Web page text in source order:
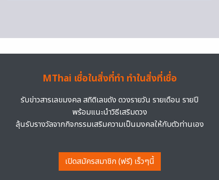
MThai เชื่อในสิ่งที่ทำ ทำในสิ่งที่เชื่อ
รับข่าวสารเลขมงคล สถิติเลขดัง ดวงรายวัน รายเดือน รายปี
พร้อมแนะนำวิธีเสริมดวง
ลุ้นรับรางวัลจากกิจกรรมเสริมความเป็นมงคลให้กับตัวท่านเอง
เปิดสมัครสมาชิก (ฟรี) เร็วๆนี้